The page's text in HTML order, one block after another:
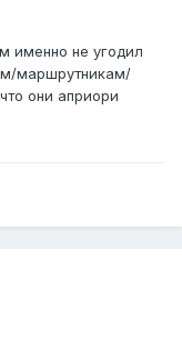
именно не угодил
маршрутникам/
они априори